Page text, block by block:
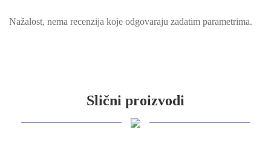
Nažalost, nema recenzija koje odgovaraju zadatim parametrima.
Slični proizvodi